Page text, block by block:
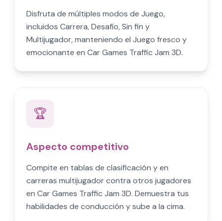
Disfruta de múltiples modos de Juego,
incluidos Carrera, Desafío, Sin fin y
Multijugador, manteniendo el Juego fresco y
emocionante en Car Games Traffic Jam 3D.
🏆
Aspecto competitivo
Compite en tablas de clasificación y en
carreras multijugador contra otros jugadores
en Car Games Traffic Jam 3D. Demuestra tus
habilidades de conducción y sube a la cima.